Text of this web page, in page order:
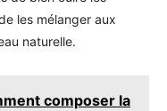
les mélanger aux
naturelle.
composer la